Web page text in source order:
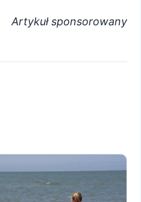
Artykuł sponsorowany